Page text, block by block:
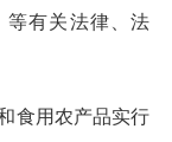
等有关法律、法
食用农产品实行